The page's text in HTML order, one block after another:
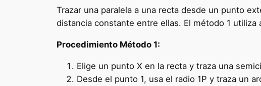
Trazar una paralela a una recta desde un punto
distancia constante entre ellas. El método 1
Procedimiento Método 1:
Elige un punto X en la recta y traza una
Desde el punto 1, usa el radio 1P y traza un